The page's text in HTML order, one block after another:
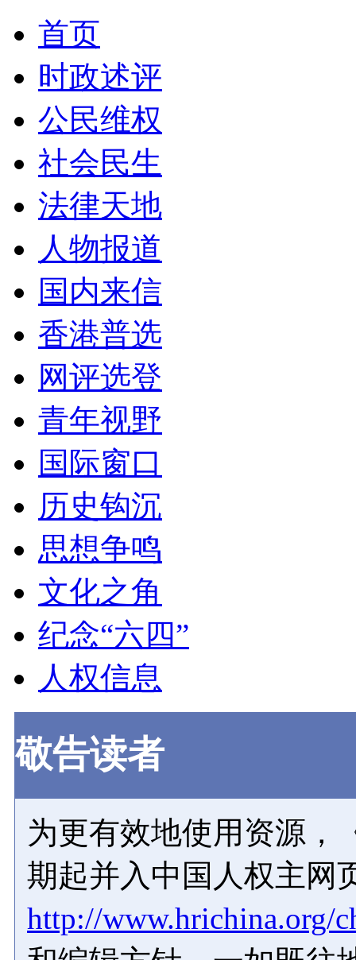
首页
时政述评
公民维权
社会民生
法律天地
人物报道
国内来信
香港普选
网评选登
青年视野
国际窗口
历史钩沉
思想争鸣
文化之角
纪念“六四”
人权信息
敬告读者
为更有效地使用资源，
期起并入中国人权主网
http://www.hrichina.org/